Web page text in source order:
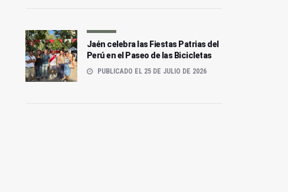
Jaén celebra las Fiestas Patrias del
Perú en el Paseo de las Bicicletas
PUBLICADO EL 25 DE JULIO DE 2026